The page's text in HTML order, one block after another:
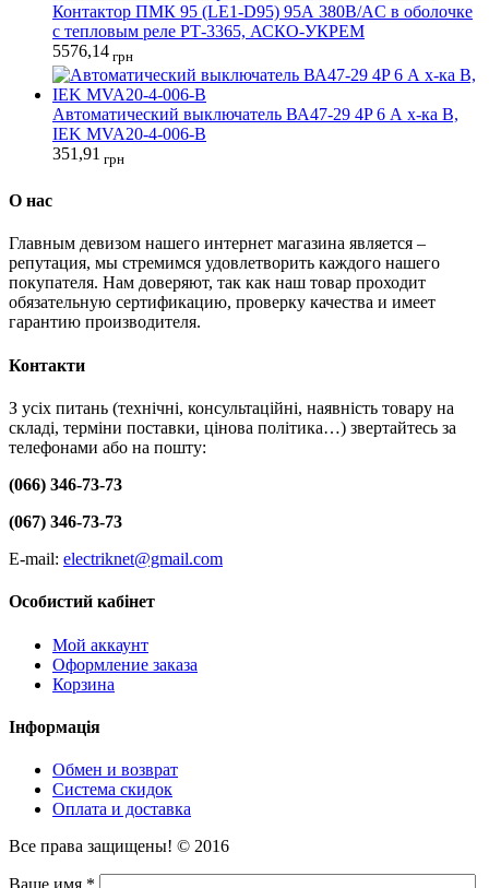
Контактор ПМК 95 (LE1-D95) 95А 380В/AC в оболочке
с тепловым реле РТ-3365, АСКО-УКРЕМ
5576,14 грн
Автоматический выключатель ВА47-29 4P 6 А х-ка B,
IEK MVA20-4-006-B
351,91 грн
О нас
Главным девизом нашего интернет магазина является –
репутация, мы стремимся удовлетворить каждого нашего
покупателя. Нам доверяют, так как наш товар проходит
обязательную сертификацию, проверку качества и имеет
гарантию производителя.
Контакти
З усіх питань (технічні, консультаційні, наявність товару на
складі, терміни поставки, цінова політика…) звертайтесь за
телефонами або на пошту:
(066) 346-73-73
(067) 346-73-73
E-mail: electriknet@gmail.com
Особистий кабінет
Мой аккаунт
Оформление заказа
Корзина
Інформація
Обмен и возврат
Система скидок
Оплата и доставка
Все права защищены! © 2016
Ваше имя *